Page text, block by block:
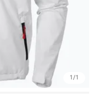
1/1